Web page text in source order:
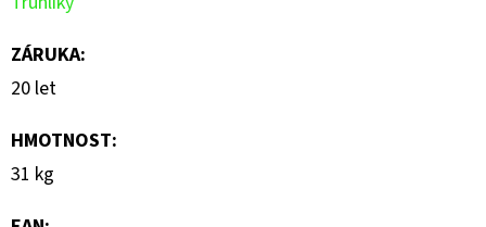
ZÁRUKA:
20 let
HMOTNOST:
31 kg